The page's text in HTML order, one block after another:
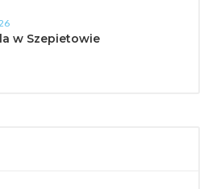
w Szepietowie